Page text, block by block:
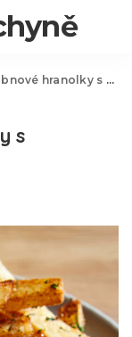
s bylinkovou solí
s